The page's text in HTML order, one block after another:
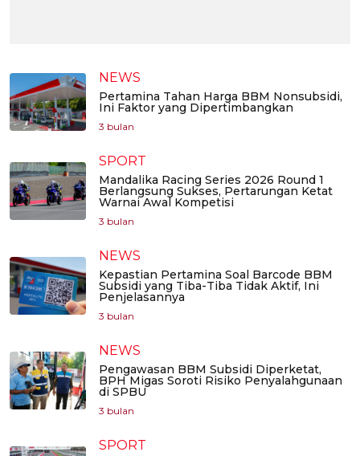
NEWS
Pertamina Tahan Harga BBM Nonsubsidi,
Ini Faktor yang Dipertimbangkan
3 bulan
SPORT
Mandalika Racing Series 2026 Round 1
Berlangsung Sukses, Pertarungan Ketat
Warnai Awal Kompetisi
3 bulan
NEWS
Kepastian Pertamina Soal Barcode BBM
Subsidi yang Tiba-Tiba Tidak Aktif, Ini
Penjelasannya
3 bulan
NEWS
Pengawasan BBM Subsidi Diperketat,
BPH Migas Soroti Risiko Penyalahgunaan
di SPBU
3 bulan
SPORT